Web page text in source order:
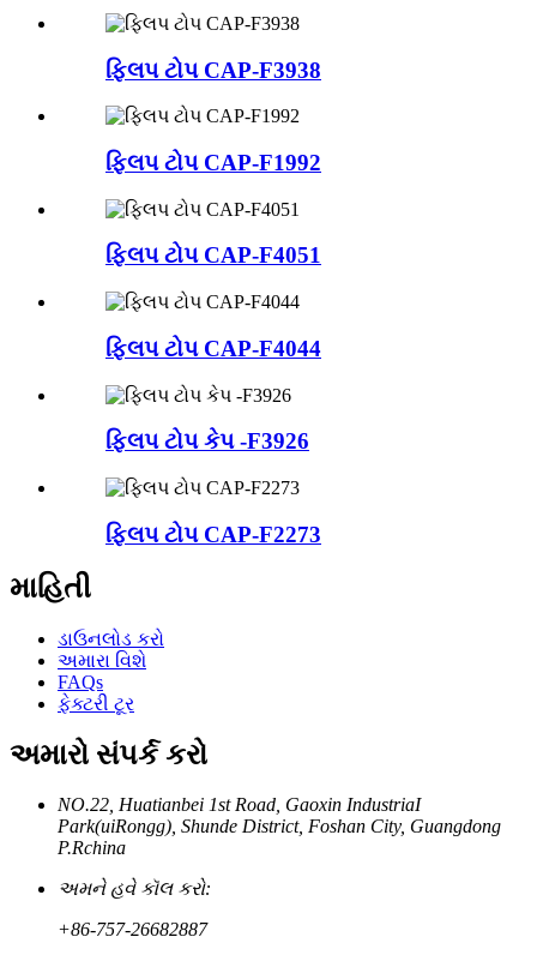
ફ્લિપ ટોપ CAP-F3938
ફ્લિપ ટોપ CAP-F1992
ફ્લિપ ટોપ CAP-F4051
ફ્લિપ ટોપ CAP-F4044
ફ્લિપ ટોપ કેપ -F3926
ફ્લિપ ટોપ CAP-F2273
માહિતી
ડાઉનલોડ કરો
અમારા વિશે
FAQs
ફેક્ટરી ટૂર
અમારો સંપર્ક કરો
NO.22, Huatianbei 1st Road, Gaoxin IndustriaI
Park(uiRongg), Shunde District, Foshan City, Guangdong
P.Rchina
અમને હવે કૉલ કરો:
+86-757-26682887